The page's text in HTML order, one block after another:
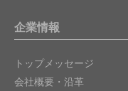
企業情報
トップメッセージ
会社概要・沿革